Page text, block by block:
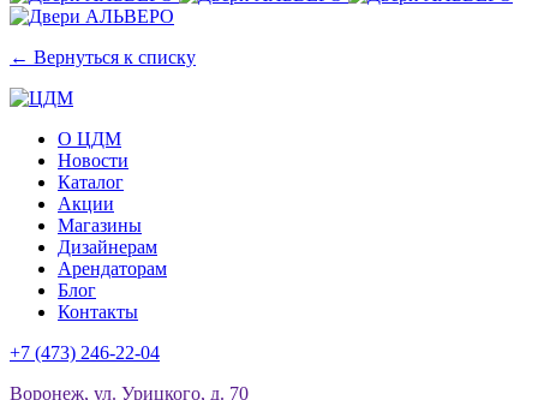
← Вернуться к списку
О ЦДМ
Новости
Каталог
Акции
Магазины
Дизайнерам
Арендаторам
Блог
Контакты
+7 (473) 246-22-04
Воронеж, ул. Урицкого, д. 70